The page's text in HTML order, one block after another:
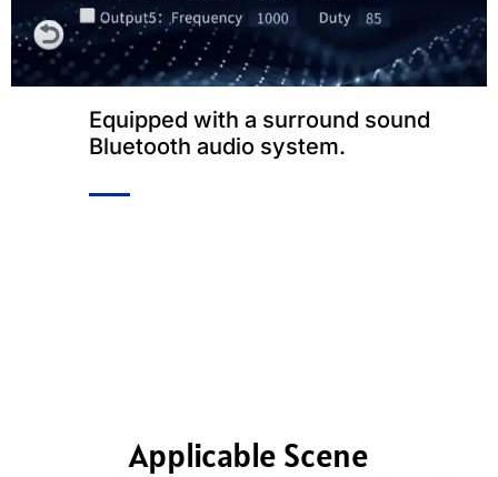
Equipped with a surround sound
Bluetooth audio system.
Applicable Scene